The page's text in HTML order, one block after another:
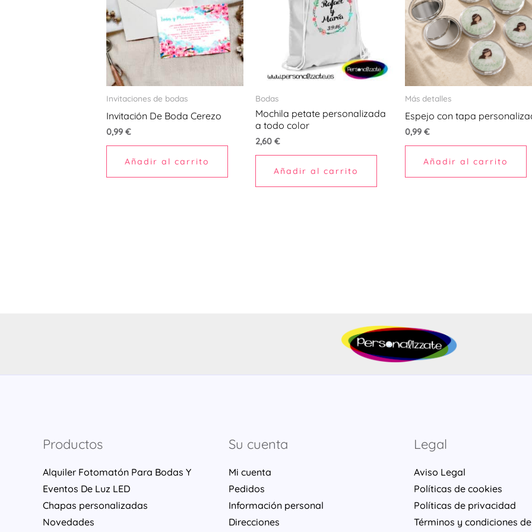
Invitaciones de bodas
Invitación De Boda Cerezo
0,99 €
Añadir al carrito
Bodas
Mochila petate personalizada
a todo color
2,60€
Añadir al carrito
Más detalles
Espejo con tapa
0,99 €
Añadir al carrito
Productos
Alquiler Fotomatón Para Bodas Y
Eventos De Luz LED
Chapas personalizadas
Novedades
Su cuenta
Mi cuenta
Pedidos
Información personal
Direcciones
Legal
Aviso Legal
Políticas de cookies
Políticas de privacidad
Términos y condiciones